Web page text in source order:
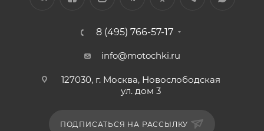
8 (495) 766-57-17
info@motochki.ru
127030, г. Москва, Новослободская
ул. дом 3
ПОДПИСАТЬСЯ НА РАССЫЛКУ